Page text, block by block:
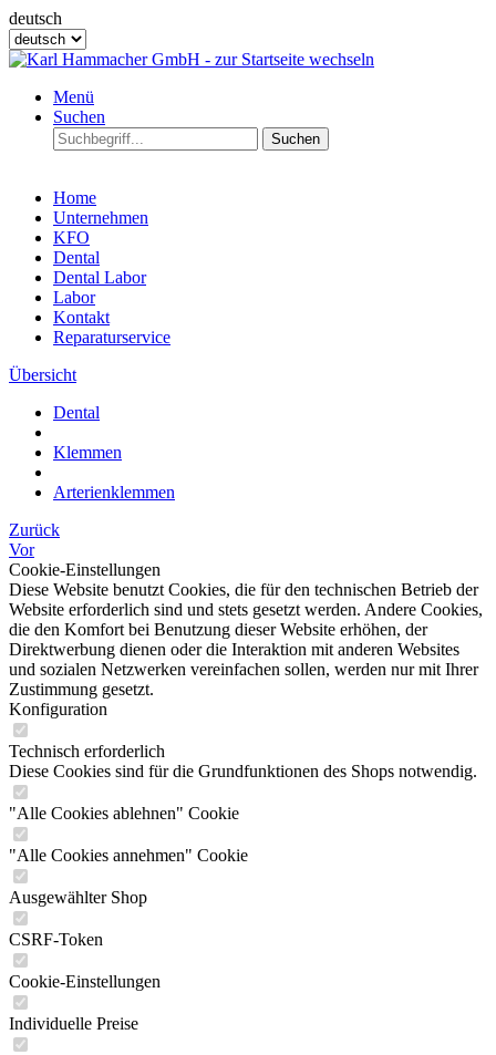
deutsch
Menü
Suchen
Suchen
Home
Unternehmen
KFO
Dental
Dental Labor
Labor
Kontakt
Reparaturservice
Übersicht
Dental
Klemmen
Arterienklemmen
Zurück
Vor
Cookie-Einstellungen
Diese Website benutzt Cookies, die für den technischen Betrieb der
Website erforderlich sind und stets gesetzt werden. Andere Cookies,
die den Komfort bei Benutzung dieser Website erhöhen, der
Direktwerbung dienen oder die Interaktion mit anderen Websites
und sozialen Netzwerken vereinfachen sollen, werden nur mit Ihrer
Zustimmung gesetzt.
Konfiguration
Technisch erforderlich
Diese Cookies sind für die Grundfunktionen des Shops notwendig.
"Alle Cookies ablehnen" Cookie
"Alle Cookies annehmen" Cookie
Ausgewählter Shop
CSRF-Token
Cookie-Einstellungen
Individuelle Preise